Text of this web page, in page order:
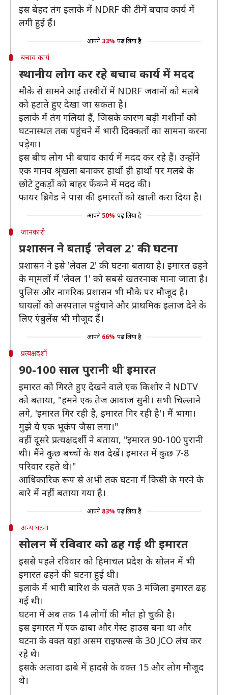
इस बेहद तंग इलाके में NDRF की टीमें बचाव कार्य में
लगी हुई हैं।
आपने 33% पढ़ लिया है
बचाव कार्य
स्थानीय लोग कर रहे बचाव कार्य में मदद
मौके से सामने आई तस्वीरों में NDRF जवानों को मलबे
को हटाते हुए देखा जा सकता है।
इलाके में तंग गलियां हैं, जिसके कारण बड़ी मशीनों को
घटनास्थल तक पहुंचने में भारी दिक्कतों का सामना करना
पड़ेगा।
इस बीच लोग भी बचाव कार्य में मदद कर रहे हैं। उन्होंने
एक मानव श्रृंखला बनाकर हाथों ही हाथों पर मलबे के
छोटे टुकड़ों को बाहर फेंकने में मदद की।
फायर ब्रिगेड ने पास की इमारतों को खाली करा दिया है।
आपने 50% पढ़ लिया है
जानकारी
प्रशासन ने बताई 'लेवल 2' की घटना
प्रशासन ने इसे 'लेवल 2' की घटना बताया है। इमारत ढहने
के मा्मलों में 'लेवल 1' को सबसे खतरनाक माना जाता है।
पुलिस और नागरिक प्रशासन भी मौके पर मौजूद है।
घायलों को अस्पताल पहुंचाने और प्राथमिक इलाज देने के
लिए एंबुलेंस भी मौजूद हैं।
आपने 66% पढ़ लिया है
प्रत्यक्षदर्शी
90-100 साल पुरानी थी इमारत
इमारत को गिरते हुए देखने वाले एक किशोर ने NDTV
को बताया, "हमने एक तेज आवाज सुनी। सभी चिल्लाने
लगे, 'इमारत गिर रही है, इमारत गिर रही है'। मैं भागा।
मुझे ये एक भूकंप जैसा लगा।"
वहीं दूसरे प्रत्यक्षदर्शी ने बताया, "इमारत 90-100 पुरानी
थी। मैंने कुछ बच्चों के शव देखें। इमारत में कुछ 7-8
परिवार रहते थे।"
आधिकारिक रूप से अभी तक घटना में किसी के मरने के
बारे में नहीं बताया गया है।
आपने 83% पढ़ लिया है
अन्य घटना
सोलन में रविवार को ढह गई थी इमारत
इससे पहले रविवार को हिमाचल प्रदेश के सोलन में भी
इमारत ढहने की घटना हुई थी।
इलाके में भारी बारिश के चलते एक 3 मंजिला इमारत ढह
गई थी।
घटना में अब तक 14 लोगों की मौत हो चुकी है।
इस इमारत में एक ढाबा और गेस्ट हाउस बना था और
घटना के वक्त यहां असम राइफल्स के 30 JCO लंच कर
रहे थे।
इसके अलावा ढाबे में हादसे के वक्त 15 और लोग मौजूद
थे।